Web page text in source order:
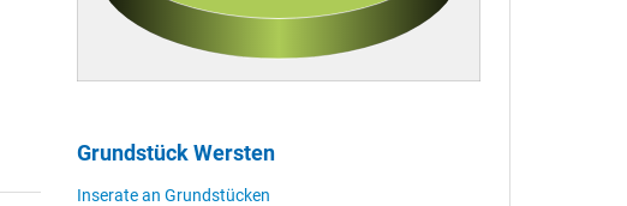
Grundstück Wersten
Inserate an Grundstücken